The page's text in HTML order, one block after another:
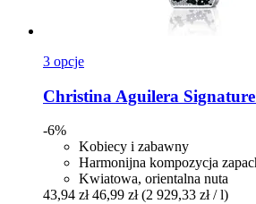
3 opcje
Christina Aguilera
-6%
Kobiecy i zabawny
Harmonijna kompozycja
Kwiatowa, orientalna nuta
43,94 zł 46,99 zł (2 929,33 zł / l)